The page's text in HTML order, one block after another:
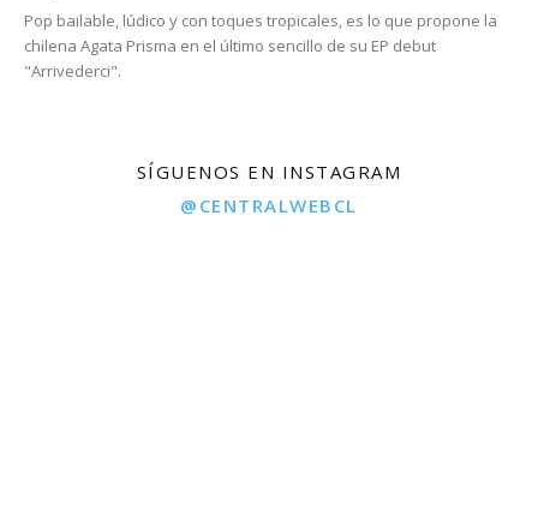
Pop bailable, lúdico y con toques tropicales, es lo que propone la
chilena Agata Prisma en el último sencillo de su EP debut
"Arrivederci".
SÍGUENOS EN INSTAGRAM
@CENTRALWEBCL